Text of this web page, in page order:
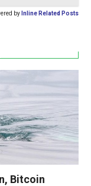
by Inline Related Posts
Bitcoin